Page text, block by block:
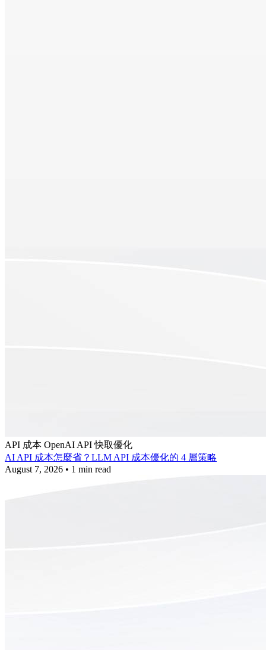
API 成本 OpenAI API 快取優化
AI API 成本怎麼省？LLM API 成本優化的 4 層策略
August 7, 2026 • 1 min read